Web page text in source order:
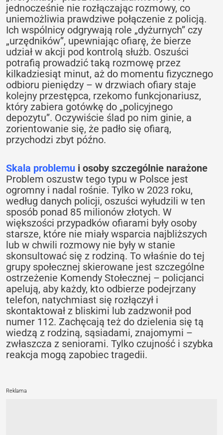
jednocześnie nie rozłączając rozmowy, co
uniemożliwia prawdziwe połączenie z policją.
Ich wspólnicy odgrywają role „dyżurnych” czy
„urzędników”, upewniając ofiarę, że bierze
udział w akcji pod kontrolą służb. Oszuści
potrafią prowadzić taką rozmowę przez
kilkadziesiąt minut, aż do momentu fizycznego
odbioru pieniędzy – w drzwiach ofiary staje
kolejny przestępca, rzekomo funkcjonariusz,
który zabiera gotówkę do „policyjnego
depozytu”. Oczywiście ślad po nim ginie, a
zorientowanie się, że padło się ofiarą,
przychodzi zbyt późno.
Skala problemu i osoby szczególnie narażone
Problem oszustw tego typu w Polsce jest
ogromny i nadal rośnie. Tylko w 2023 roku,
według danych policji, oszuści wyłudzili w ten
sposób ponad 85 milionów złotych. W
większości przypadków ofiarami były osoby
starsze, które nie miały wsparcia najbliższych
lub w chwili rozmowy nie były w stanie
skonsultować się z rodziną. To właśnie do tej
grupy społecznej skierowane jest szczególne
ostrzeżenie Komendy Stołecznej – policjanci
apelują, aby każdy, kto odbierze podejrzany
telefon, natychmiast się rozłączył i
skontaktował z bliskimi lub zadzwonił pod
numer 112. Zachęcają też do dzielenia się tą
wiedzą z rodziną, sąsiadami, znajomymi –
zwłaszcza z seniorami. Tylko czujność i szybka
reakcja mogą zapobiec tragedii.
Reklama